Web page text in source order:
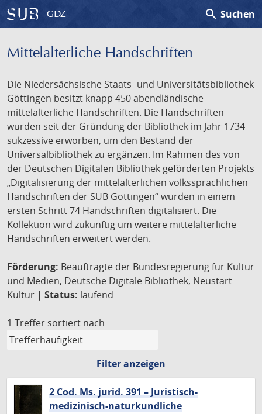
GDZ search Suchen
Mittelalterliche Handschriften
Die Niedersächsische Staats- und Universitätsbibliothek
Göttingen besitzt knapp 450 abendländische
mittelalterliche Handschriften. Die Handschriften
wurden seit der Gründung der Bibliothek im Jahr 1734
sukzessive erworben, um den Bestand der
Universalbibliothek zu ergänzen. Im Rahmen des von
der Deutschen Digitalen Bibliothek geförderten Projekts
„Digitalisierung der mittelalterlichen volkssprachlichen
Handschriften der SUB Göttingen“ wurden in einem
ersten Schritt 74 Handschriften digitalisiert. Die
Kollektion wird zukünftig um weitere mittelalterliche
Handschriften erweitert werden.
Förderung: Beauftragte der Bundesregierung für Kultur
und Medien, Deutsche Digitale Bibliothek, Neustart
Kultur | Status: laufend
1 Treffer sortiert nach
Filter anzeigen
2 Cod. Ms. jurid. 391 – Juristisch-
medizinisch-naturkundliche